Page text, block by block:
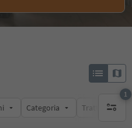
Categoria Trattamento
1
1 filtro